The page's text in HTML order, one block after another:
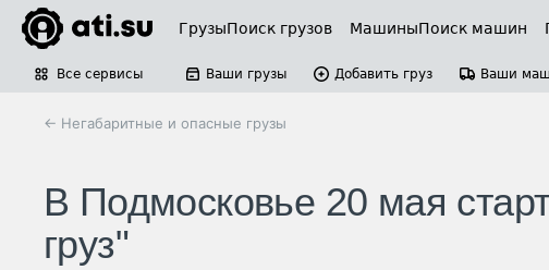
ГрузыПоиск грузов МашиныПоиск машин
Все сервисы Ваши грузы Добавить груз Ваши
← Негабаритные и опасные грузы
В Подмосковье 20 мая
груз"